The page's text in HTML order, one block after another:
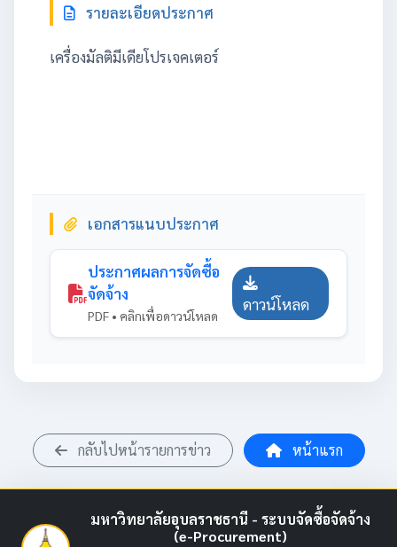
รายละเอียดประกาศ
เครื่องมัลติมีเดียโปรเจคเตอร์
เอกสารแนบประกาศ
ประกาศผลการจัดซื้อ
จัดจ้าง
PDF • คลิกเพื่อดาวน์โหลด
ดาวน์โหลด
กลับไปหน้ารายการข่าว หน้าแรก
มหาวิทยาลัยอุบลราชธานี - ระบบจัดซื้อจัดจ้าง
(e-Procurement)